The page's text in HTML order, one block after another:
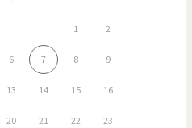
1 2
6 7 8 9
13 14 15 16
20 21 22 23